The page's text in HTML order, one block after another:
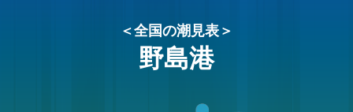
＜全国の潮見表＞
野島港